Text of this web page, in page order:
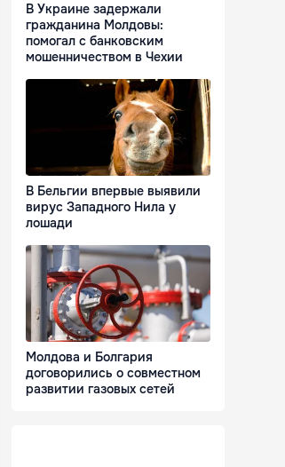
В Украине задержали
гражданина Молдовы:
помогал с банковским
мошенничеством в Чехии
В Бельгии впервые выявили
вирус Западного Нила у
лошади
Молдова и Болгария
договорились о совместном
развитии газовых сетей